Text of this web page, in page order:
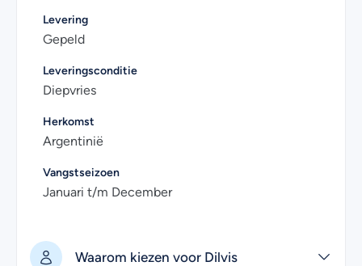
Argentijnse gamba’s? Kijk dan eens bij de
. Uiteraard kan je voor meer informatie ook
contact met ons opnemen. Wij helpen je graag!
Levering
Gepeld
Leveringsconditie
Diepvries
Herkomst
Argentinië
Vangstseizoen
Januari t/m December
Waarom kiezen voor Dilvis